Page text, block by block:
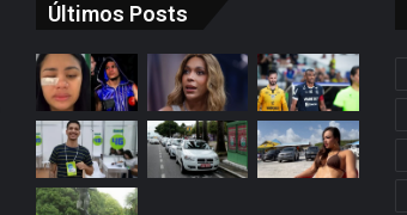
Últimos Posts